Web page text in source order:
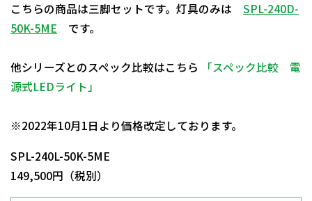
こちらの商品は三脚セットです。灯具のみは SPL-240D-
50K-5ME です。
他シリーズとのスペック比較はこちら
「スペック比較 電
源式LEDライト」
※2022年10月1日より価格改定しております。
SPL-240L-50K-5ME
149,500円（税別）